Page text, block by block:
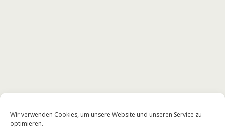
Wir verwenden Cookies, um unsere Website und unseren Service zu
optimieren.